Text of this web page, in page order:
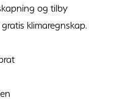
og tilby
klimaregnskap.